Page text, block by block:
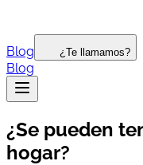
Blog ¿Te llamamos?
Blog
¿Se pueden
hogar?